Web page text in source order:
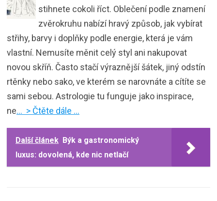
stihnete cokoli říct. Oblečení podle znamení
zvěrokruhu nabízí hravý způsob, jak vybírat
střihy, barvy i doplňky podle energie, která je vám
vlastní. Nemusíte měnit celý styl ani nakupovat
novou skříň. Často stačí výraznější šátek, jiný odstín
rtěnky nebo sako, ve kterém se narovnáte a cítíte se
sami sebou. Astrologie tu funguje jako inspirace,
ne… > Čtěte dále …
Další článek Býk a gastronomický
luxus: dovolená, kde nic netlačí